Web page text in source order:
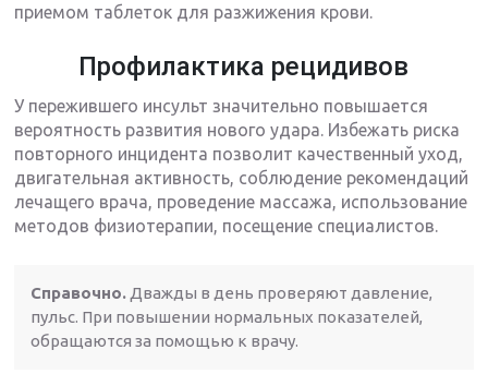
приемом таблеток для разжижения крови.
Профилактика рецидивов
У пережившего инсульт значительно повышается
вероятность развития нового удара. Избежать риска
повторного инцидента позволит качественный уход,
двигательная активность, соблюдение рекомендаций
лечащего врача, проведение массажа, использование
методов физиотерапии, посещение специалистов.
Справочно. Дважды в день проверяют давление,
пульс. При повышении нормальных показателей,
обращаются за помощью к врачу.